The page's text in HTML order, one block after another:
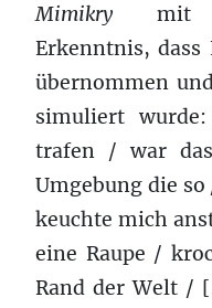
Mimikry mit
Erkenntnis, dass
übernommen
simuliert
trafen / war
Umgebung die
keuchte mich
eine Raupe /
Rand der Welt /